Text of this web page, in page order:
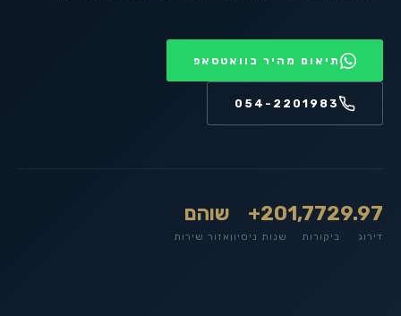
תיאום מהיר בוואטסאפ
054-2201983
9.97
דירוג
1,772
ביקורות
20+
שנות ניסיון
שוהם
אזור שירות